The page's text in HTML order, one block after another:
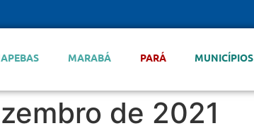
MARABÁ PARÁ MUNICÍPIOS
de 2021